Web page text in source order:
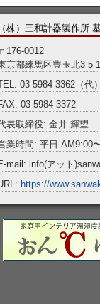
株）三和計器製作所
176-0012
京都練馬区豊玉北3-
03-5984-3362（代）
03-5984-3372
表取締役: 金井 輝望
業時間: 平日 AM9:00
mail: info(アット
https://